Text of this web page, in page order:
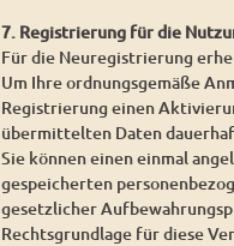
7. Registrierung für die
Für die Neuregistrierung
Um Ihre ordnungsgemäße
Registrierung einen
übermittelten Daten
Sie können einen einmal
gespeicherten
gesetzlicher
Rechtsgrundlage für diese